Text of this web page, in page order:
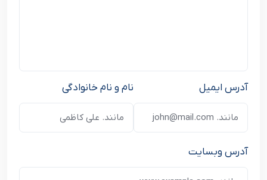
نام و نام خانوادگی آدرس ایمیل
آدرس وبسایت